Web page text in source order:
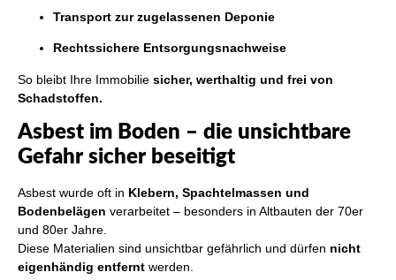
Transport zur zugelassenen Deponie
Rechtssichere Entsorgungsnachweise
So bleibt Ihre Immobilie sicher, werthaltig und frei von
Schadstoffen.
Asbest im Boden – die unsichtbare
Gefahr sicher beseitigt
Asbest wurde oft in Klebern, Spachtelmassen und
Bodenbelägen verarbeitet – besonders in Altbauten der 70er
und 80er Jahre.
Diese Materialien sind unsichtbar gefährlich und dürfen nicht
eigenhändig entfernt werden.